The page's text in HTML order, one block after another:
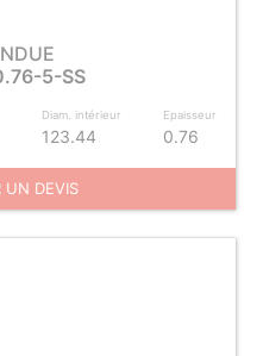
5-SS
Diam. intérieur
123.44
Epaisseur
0.76
UN DEVIS